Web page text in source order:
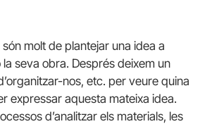
molt de plantejar una idea a
la seva obra. Després deixem un
nos, etc. per veure quina
expressar aquesta mateixa idea.
d’analitzar els materials, les